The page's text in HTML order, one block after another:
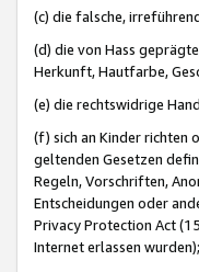
(c) die falsche,
(d) die von Hass
Herkunft, Hautfarbe,
(e) die rechtswidrige
(f) sich an Kinder richten
geltenden Gesetzen
Regeln, Vorschriften,
Entscheidungen oder
Privacy Protection Act
Internet erlassen wurden);